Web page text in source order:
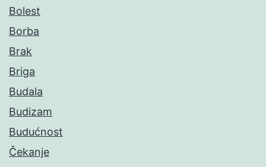
Bolest
Borba
Brak
Briga
Budala
Budizam
Budućnost
Čekanje